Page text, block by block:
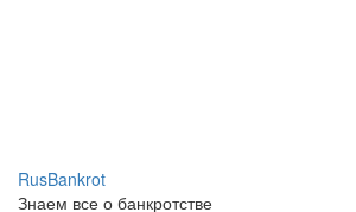
RusBankrot
Знаем все о банкротстве